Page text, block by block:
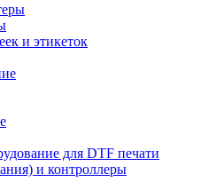
и этикеток
для DTF печати
и контроллеры